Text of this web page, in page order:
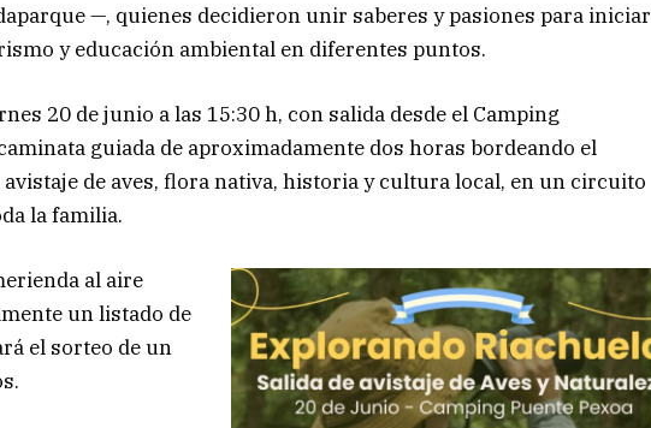
—, quienes decidieron unir saberes y pasiones para iniciar
y educación ambiental en diferentes puntos.
20 de junio a las 15:30 h, con salida desde el Camping
guiada de aproximadamente dos horas bordeando el
de aves, flora nativa, historia y cultura local, en un circuito
la familia.
al aire
un listado de
el sorteo de un